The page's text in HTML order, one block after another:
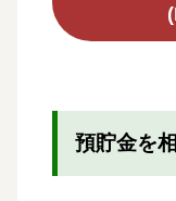
預貯金を